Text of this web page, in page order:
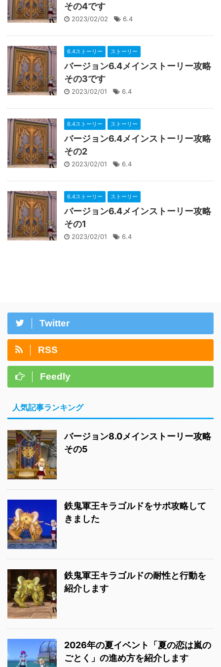
その4です
2023/02/02 6.4
6.4ストーリー ストーリー
バージョン6.4メインストーリー攻略
その3です
2023/02/01 6.4
6.4ストーリー ストーリー
バージョン6.4メインストーリー攻略
その2
2023/02/01 6.4
6.4ストーリー ストーリー
バージョン6.4メインストーリー攻略
その1
2023/02/01 6.4
Twitter
RSS
Feedly
人気記事ランキング
バージョン8.0メインストーリー攻略
その5
鉄鬼軍王キラゴルドをサポ攻略して
きました
鉄鬼軍王キラゴルドの耐性と行動を
紹介します
2026年の夏イベント「夏の恋は嵐の
ごとく」の進め方を紹介します